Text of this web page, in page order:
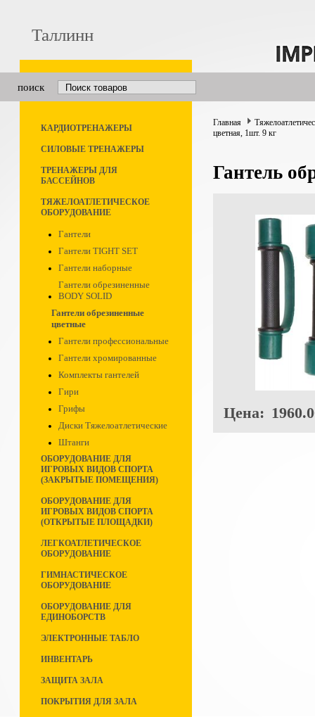
Таллинн
поиск
КАРДИОТРЕНАЖЕРЫ
СИЛОВЫЕ ТРЕНАЖЕРЫ
ТРЕНАЖЕРЫ ДЛЯ
БАССЕЙНОВ
ТЯЖЕЛОАТЛЕТИЧЕСКОЕ
ОБОРУДОВАНИЕ
Гантели
Гантели TIGHT SET
Гантели наборные
Гантели обрезиненные
BODY SOLID
Гантели обрезиненные
цветные
Гантели профессиональные
Гантели хромированные
Комплекты гантелей
Гири
Грифы
Диски Тяжелоатлетические
Штанги
ОБОРУДОВАНИЕ ДЛЯ
ИГРОВЫХ ВИДОВ СПОРТА
(ЗАКРЫТЫЕ ПОМЕЩЕНИЯ)
ОБОРУДОВАНИЕ ДЛЯ
ИГРОВЫХ ВИДОВ СПОРТА
(ОТКРЫТЫЕ ПЛОЩАДКИ)
ЛЕГКОАТЛЕТИЧЕСКОЕ
ОБОРУДОВАНИЕ
ГИМНАСТИЧЕСКОЕ
ОБОРУДОВАНИЕ
ОБОРУДОВАНИЕ ДЛЯ
ЕДИНОБОРСТВ
ЭЛЕКТРОННЫЕ ТАБЛО
ИНВЕНТАРЬ
ЗАЩИТА ЗАЛА
ПОКРЫТИЯ ДЛЯ ЗАЛА
Главная
цветная, 1шт. 9 кг
Гантель
Цена: